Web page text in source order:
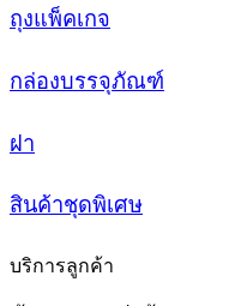
ถุงแพ็คเกจ
กล่องบรรจุภัณฑ์
ฝา
สินค้าชุดพิเศษ
บริการลูกค้า